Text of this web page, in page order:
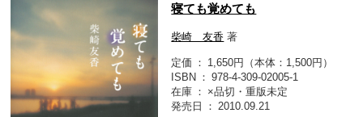
寝ても覚めても
柴崎 友香 著
定価
1,650円（本体：1,500円）
ISBN
978-4-309-02005-1
在庫
×品切・重版未定
発売日
2010.09.21